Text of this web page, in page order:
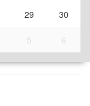
29 30
5 6